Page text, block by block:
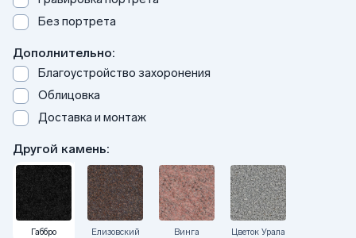
Без портрета
Дополнительно:
Благоустройство захоронения
Облицовка
Доставка и монтаж
Другой камень:
Габбро Елизовский Винга Цветок Урала